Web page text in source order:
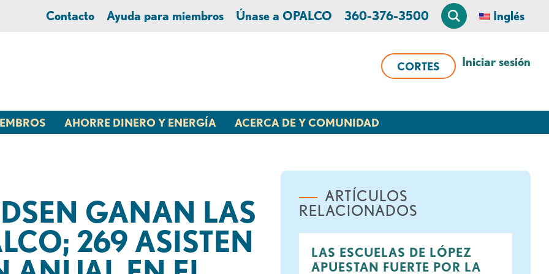
Contacto Ayuda para miembros Únase a OPALCO 360-376-3500 Inglés
CORTES Iniciar sesión
AHORRE DINERO Y ENERGÍA ACERCA DE Y COMUNIDAD
GANAN LAS
269 ASISTEN
ARTÍCULOS
RELACIONADOS
LAS ESCUELAS DE LÓPEZ
APUESTAN FUERTE POR LA